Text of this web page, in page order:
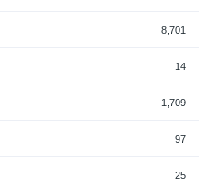
8,701
14
1,709
97
25